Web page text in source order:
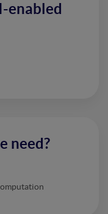
enabled
need?